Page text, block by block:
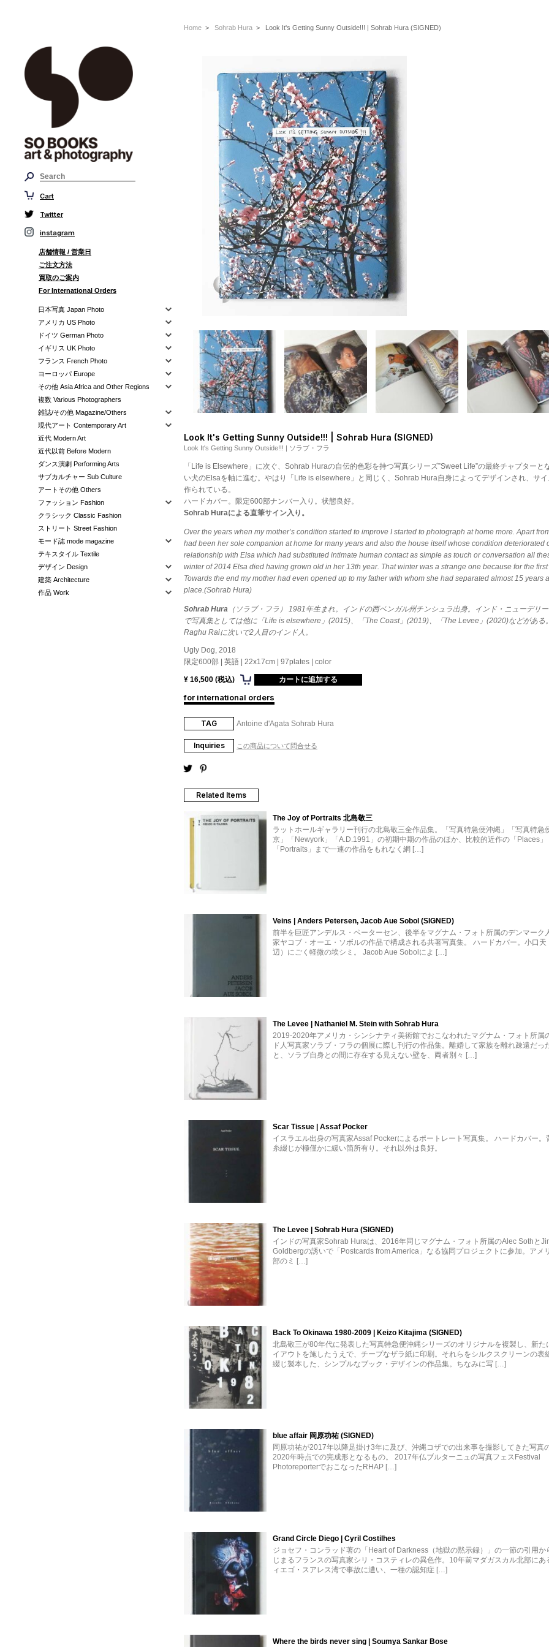
Cart
Twitter
instagram
店舗情報 / 営業日
ご注文方法
買取のご案内
For International Orders
日本写真 Japan Photo
アメリカ US Photo
ドイツ German Photo
イギリス UK Photo
フランス French Photo
ヨーロッパ Europe
その他 Asia Africa and Other Regions
複数 Various Photographers
雑誌/その他 Magazine/Others
現代アート Contemporary Art
近代 Modern Art
近代以前 Before Modern
ダンス演劇 Performing Arts
サブカルチャー Sub Culture
アートその他 Others
ファッション Fashion
クラシック Classic Fashion
ストリート Street Fashion
モード誌 mode magazine
テキスタイル Textile
デザイン Design
建築 Architecture
作品 Work
Home > Sohrab Hura > Look It's Getting Sunny Outside!!! | Sohrab Hura (SIGNED)
Look It's Getting Sunny Outside!!! | Sohrab Hura (SIGNED)
Look It's Getting Sunny Outside!!! | ソラブ・フラ
「Life is Elsewhere」に次ぐ、Sohrab Huraの自伝的色彩を持つ写真シリーズ”Sweet Life”の最終チャプター
い犬のElsaを軸に進む。やはり「Life is elsewhere」と同じく、Sohrab Hura自身によってデザインされ、サ
作られている。
ハードカバー。限定600部ナンバー入り。状態良好。
Sohrab Huraによる直筆サイン入り。
Over the years when my mother’s condition started to improve I started to photograph at home more. Apart
had been her sole companion at home for many years and also the house itself whose condition
relationship with Elsa which had substituted intimate human contact as simple as touch or conversation all
winter of 2014 Elsa died having grown old in her 13th year. That winter was a strange one because for the
Towards the end my mother had even opened up to my father with whom she had separated almost 15
place.(Sohrab Hura)
Sohrab Hura （ソラブ・フラ） 1981年生まれ。インドの西ベンガル州チンシュラ出身。インド・ニューデ
で写真集としては他に「Life is elsewhere」(2015)、「The Coast」(2019)、「The Levee」(2020)などがあ
Raghu Raiに次いで2人目のインド人。
Ugly Dog, 2018
限定600部 | 英語 | 22x17cm | 97plates | color
¥ 16,500 (税込)
for international orders
TAG Antoine d'Agata Sohrab Hura
Inquiries この商品について問合せる
Related Items
The Joy of Portraits 北島敬三
ラットホールギャラリー刊行の北島敬三全作品集。「写真特急便沖縄」「写真特急
京」「Newyork」「A.D.1991」の初期中期の作品のほか、比較的近作の「Places」
「Portraits」まで一連の作品をもれなく網 […]
Veins | Anders Petersen, Jacob Aue Sobol (SIGNED)
前半を巨匠アンデルス・ペーターセン、後半をマグナム・フォト所属のデンマーク
家ヤコブ・オーエ・ソボルの作品で構成される共著写真集。 ハードカバー。小口天
辺）にごく軽微の埃シミ。 Jacob Aue Sobolによ […]
The Levee | Nathaniel M. Stein with Sohrab Hura
2019-2020年アメリカ・シンシナティ美術館でおこなわれたマグナム・フォト所属
ド人写真家ソラブ・フラの個展に際し刊行の作品集。離婚して家族を離れ疎遠だっ
と、ソラブ自身との間に存在する見えない壁を、両者別々 […]
Scar Tissue | Assaf Pocker
イスラエル出身の写真家Assaf Pockerによるポートレート写真集。 ハードカバー。
糸綴じが極僅かに緩い箇所有り。それ以外は良好。
The Levee | Sohrab Hura (SIGNED)
インドの写真家Sohrab Huraは、2016年同じマグナム・フォト所属のAlec Sothと
Goldbergの誘いで「Postcards from America」なる協同プロジェクトに参加。アメ
部のミ […]
Back To Okinawa 1980-2009 | Keizo Kitajima (SIGNED)
北島敬三が80年代に発表した写真特急便沖縄シリーズのオリジナルを複製し、新た
イアウトを施したうえで、チープなザラ紙に印刷。それらをシルクスクリーンの表
綴じ製本した、シンプルなブック・デザインの作品集。ちなみに写 […]
blue affair 岡原功祐 (SIGNED)
岡原功祐が2017年以降足掛け3年に及び、沖縄コザでの出来事を撮影してきた写真の
2020年時点での完成形となるもの。 2017年仏ブルターニュの写真フェスFestival
PhotoreporterでおこなったRHAP […]
Grand Circle Diego | Cyril Costilhes
ジョセフ・コンラッド著の「Heart of Darkness（地獄の黙示録）」の一節の引用か
じまるフランスの写真家シリ・コスティレの異色作。10年前マダガスカル北部にあ
ィエゴ・スアレス湾で事故に遭い、一種の認知症 […]
Where the birds never sing | Soumya Sankar Bose